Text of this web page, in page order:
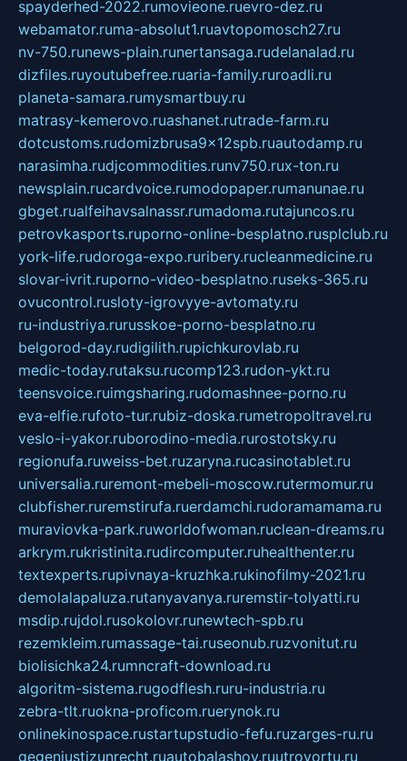
spayderhed-2022.rumovieone.ruevro-dez.ru
webamator.ruma-absolut1.ruavtopomosch27.ru
nv-750.runews-plain.runertansaga.rudelanalad.ru
dizfiles.ruyoutubefree.ruaria-family.ruroadli.ru
planeta-samara.rumysmartbuy.ru
matrasy-kemerovo.ruashanet.rutrade-farm.ru
dotcustoms.rudomizbrusa9x12spb.ruautodamp.ru
narasimha.rudjcommodities.runv750.rux-ton.ru
newsplain.rucardvoice.rumodopaper.rumanunae.ru
gbget.rualfeihavsalnassr.rumadoma.rutajuncos.ru
petrovkasports.ruporno-online-besplatno.rusplclub.ru
york-life.rudoroga-expo.ruribery.rucleanmedicine.ru
slovar-ivrit.ruporno-video-besplatno.ruseks-365.ru
ovucontrol.rusloty-igrovyye-avtomaty.ru
ru-industriya.rurusskoe-porno-besplatno.ru
belgorod-day.rudigilith.rupichkurovlab.ru
medic-today.rutaksu.rucomp123.rudon-ykt.ru
teensvoice.ruimgsharing.rudomashnee-porno.ru
eva-elfie.rufoto-tur.rubiz-doska.rumetropoltravel.ru
veslo-i-yakor.ruborodino-media.rurostotsky.ru
regionufa.ruweiss-bet.ruzaryna.rucasinotablet.ru
universalia.ruremont-mebeli-moscow.rutermomur.ru
clubfisher.ruremstirufa.ruerdamchi.rudoramamama.ru
muraviovka-park.ruworldofwoman.ruclean-dreams.ru
arkrym.rukristinita.rudircomputer.ruhealthenter.ru
textexperts.rupivnaya-kruzhka.rukinofilmy-2021.ru
demolalapaluza.rutanyavanya.ruremstir-tolyatti.ru
msdip.rujdol.rusokolovr.runewtech-spb.ru
rezemkleim.rumassage-tai.ruseonub.ruzvonitut.ru
biolisichka24.rumncraft-download.ru
algoritm-sistema.rugodflesh.ruru-industria.ru
zebra-tlt.ruokna-proficom.ruerynok.ru
onlinekinospace.rustartupstudio-fefu.ruzarges-ru.ru
gegenjustizunrecht.ruautobalashov.ruutrovortu.ru